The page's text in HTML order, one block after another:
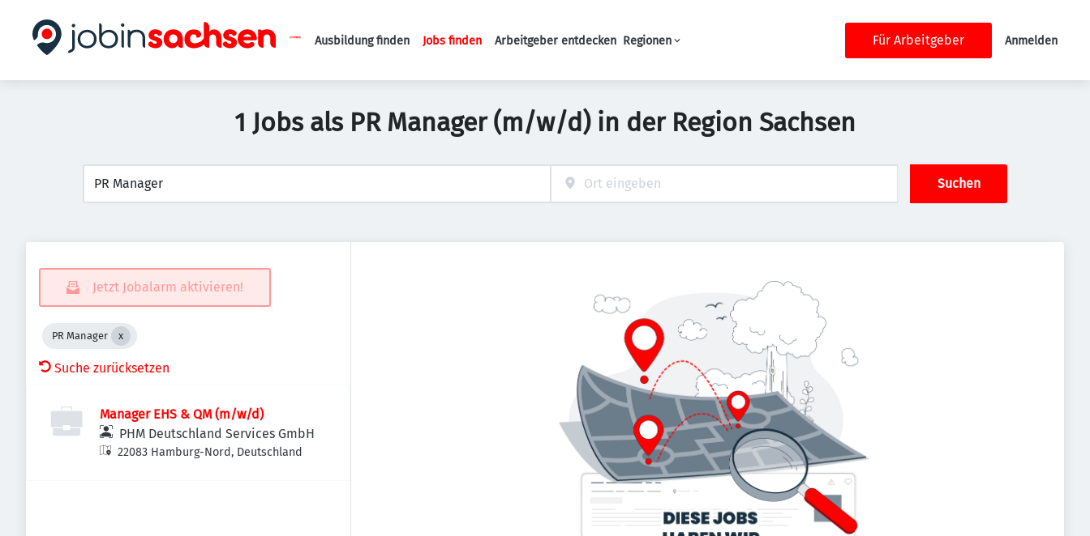
Haupt-Navigation
Ausbildung finden Jobs finden Arbeitgeber entdecken Regionen Für Arbeitgeber Anmelden
1 Jobs als PR Manager (m/w/d) in der Region Sachsen
Suchen
Jetzt Jobalarm aktivieren!
PR Manager
Suche zurücksetzen
Manager EHS & QM (m/w/d)
PHM Deutschland Services GmbH
22083 Hamburg-Nord, Deutschland